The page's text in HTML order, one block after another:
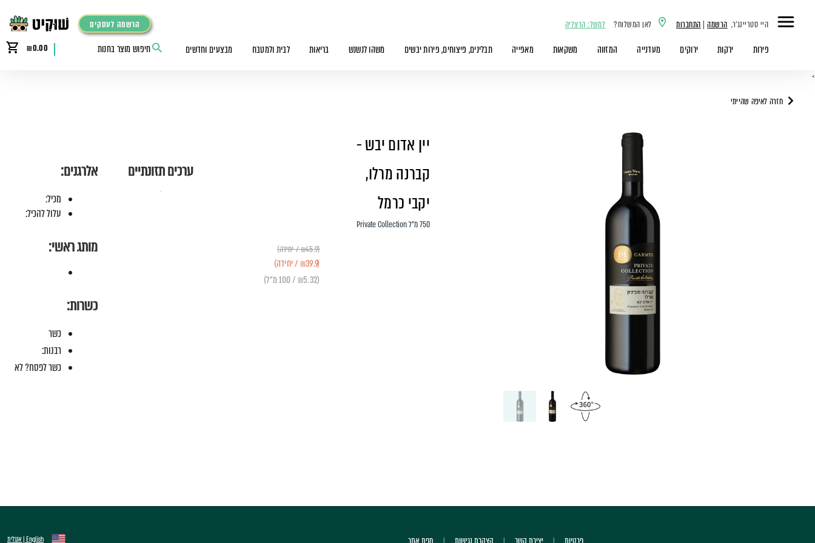
היי סטריינג'ר, הרשמה| התחברות לאן המשלוח? למשל: הרצליה הרשמה לעסקים
פירות ירקות ירוקים מעדנייה המזווה משקאות מאפייה תבלינים, פיצוחים, פירות יבשים משהו לנשנש בריאות לבית ולמטבח מבצעים וחדשים ₪0.00
>
חזרה לאיפה שהייתי
יין אדום יבש -
קברנה מרלו,
יקבי כרמל
750 מ״ל Private Collection
(₪45.9 / יחידה)
(₪39.9 / יחידה)
(₪5.32 / 100 מ״ל)
ערכים תזונתיים אלרגנים:
מכיל:
עלול להכיל:
מותג ראשי:
כשרות:
כשר
רבנות:
כשר לפסח? לא
English | אנגלית